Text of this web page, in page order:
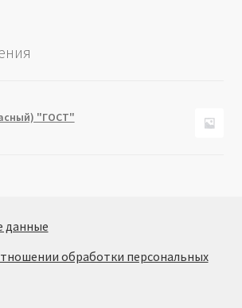
"ГОСТ"
данные
обработки персональных